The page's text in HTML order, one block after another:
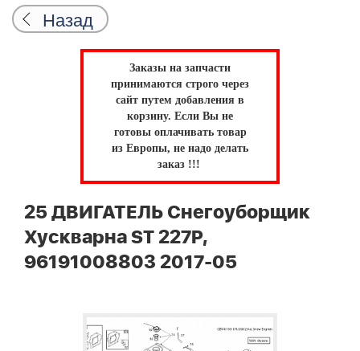
Назад
Заказы на запчасти
принимаются строго через
сайт путем добавления в
корзину. Если Вы не
готовы оплачивать товар
из Европы, не надо делать
заказ !!!
25 ДВИГАТЕЛЬ Снегоуборщик
Хускварна ST 227P,
96191008803 2017-05